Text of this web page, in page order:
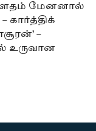
கௌதம் மேனனால்
கார்த்திக்
–
உருவான